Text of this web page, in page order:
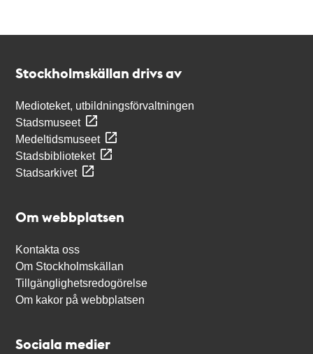
Stockholmskällan drivs av
Medioteket, utbildningsförvaltningen
Stadsmuseet
Medeltidsmuseet
Stadsbiblioteket
Stadsarkivet
Om webbplatsen
Kontakta oss
Om Stockholmskällan
Tillgänglighetsredogörelse
Om kakor på webbplatsen
Sociala medier